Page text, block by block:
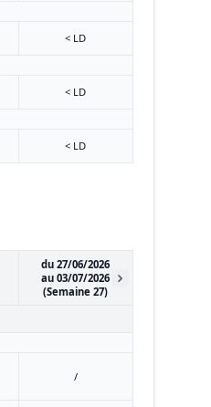
< LD
< LD
< LD
du 27/06/2026
au 03/07/2026
(Semaine 27)
/